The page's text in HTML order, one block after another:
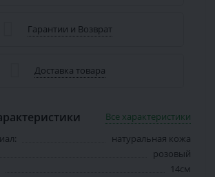
Гарантии и Возврат
Доставка товара
Все характеристики
натуральная кожа
розовый
14см